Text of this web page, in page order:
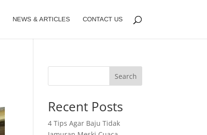
NEWS & ARTICLES CONTACT US
Search
Recent Posts
4 Tips Agar Baju Tidak